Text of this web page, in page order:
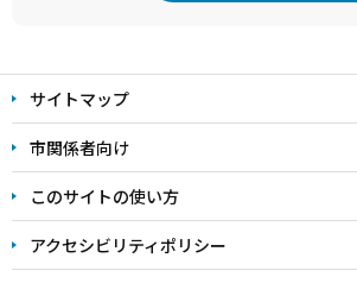
文
こ
こ
ま
で
サイトマップ
市関係者向け
このサイトの使い方
アクセシビリティポリシー